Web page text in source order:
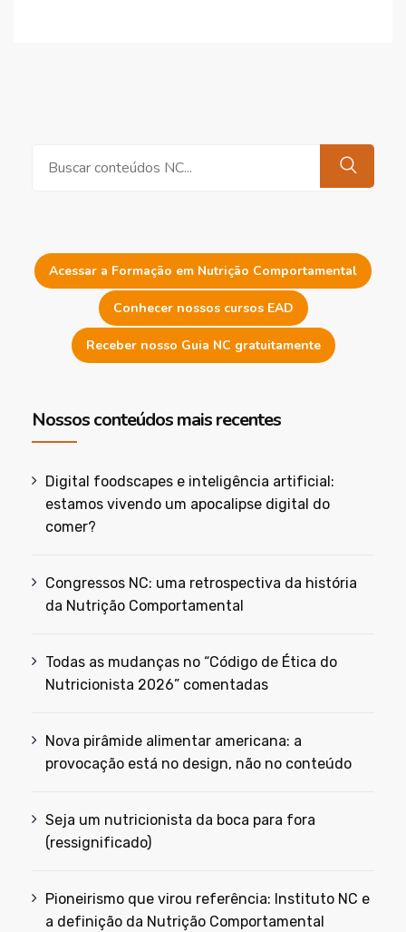
Acessar a Formação em Nutrição Comportamental
Conhecer nossos cursos EAD
Receber nosso Guia NC gratuitamente
Nossos conteúdos mais recentes
Digital foodscapes e inteligência artificial:
estamos vivendo um apocalipse digital do
comer?
Congressos NC: uma retrospectiva da história
da Nutrição Comportamental
Todas as mudanças no “Código de Ética do
Nutricionista 2026” comentadas
Nova pirâmide alimentar americana: a
provocação está no design, não no conteúdo
Seja um nutricionista da boca para fora
(ressignificado)
Pioneirismo que virou referência: Instituto NC e
a definição da Nutrição Comportamental